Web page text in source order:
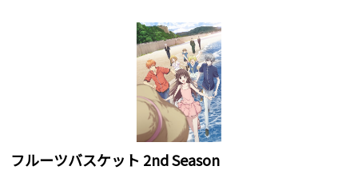
フルーツバスケット 2nd Season